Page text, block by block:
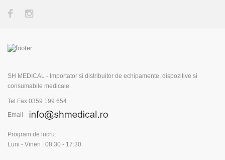
SH MEDICAL - Importator si distribuitor de echipamente, dispozitive si
consumabile medicale.
Tel.Fax 0359 199 654
Email
Program de lucru:
Luni - Vineri : 08:30 - 17:30